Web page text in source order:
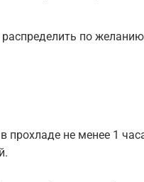
по желанию
прохладе не менее 1